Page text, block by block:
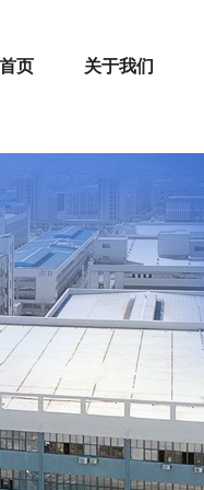
页 关于我们